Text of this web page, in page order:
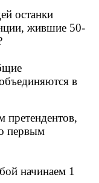
останки
жившие 50-
в
первым
начинаем 1